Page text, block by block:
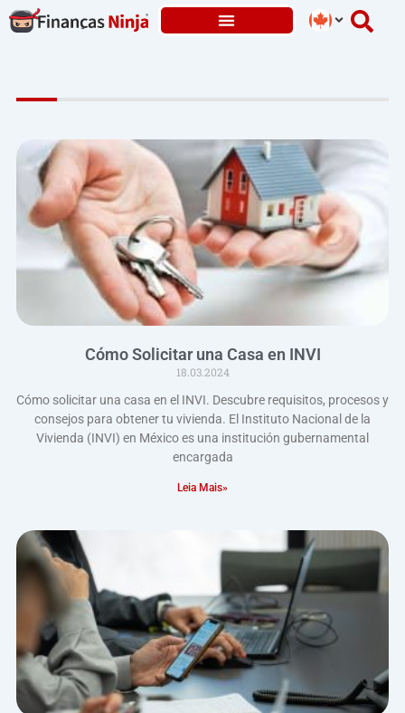
Skip
to
Cómo Solicitar una Casa en INVI
18.03.2024
Cómo solicitar una casa en el INVI. Descubre requisitos, procesos y
consejos para obtener tu vivienda. El Instituto Nacional de la
Vivienda (INVI) en México es una institución gubernamental
encargada
Leia Mais»
PagePagePagePage